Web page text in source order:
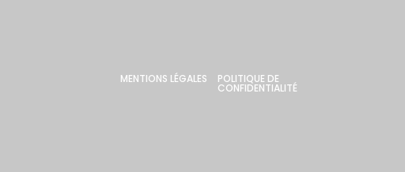
MENTIONS LÉGALES POLITIQUE DE
CONFIDENTIALITÉ